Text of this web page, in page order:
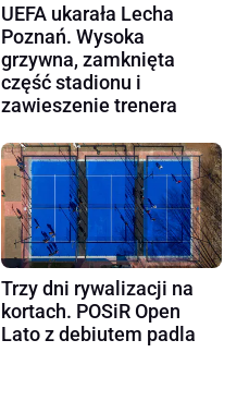
UEFA ukarała Lecha
Poznań. Wysoka
grzywna, zamknięta
część stadionu i
zawieszenie trenera
Trzy dni rywalizacji na
kortach. POSiR Open
Lato z debiutem padla